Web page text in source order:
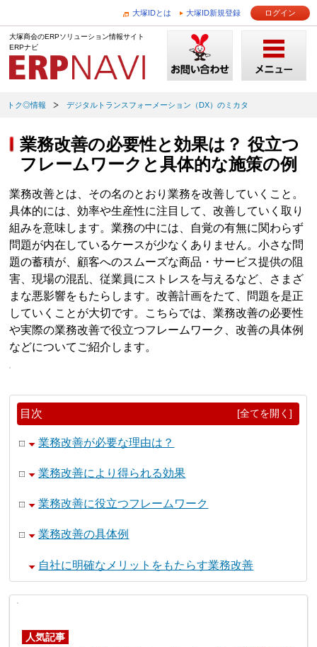
大塚IDとは 大塚ID新規登録 ログイン
大塚商会のERPソリューション情報サイト
ERPナビ
トク◎情報 デジタルトランスフォーメーション（DX）のミカタ
業務改善の必要性と効果は？ 役立つ
フレームワークと具体的な施策の例
業務改善とは、その名のとおり業務を改善していくこと。
具体的には、効率や生産性に注目して、改善していく取り
組みを意味します。業務の中には、自覚の有無に関わらず
問題が内在しているケースが少なくありません。小さな問
題の蓄積が、顧客へのスムーズな商品・サービス提供の阻
害、現場の混乱、従業員にストレスを与えるなど、さまざ
まな悪影響をもたらします。改善計画をたて、問題を是正
していくことが大切です。こちらでは、業務改善の必要性
や実際の業務改善で役立つフレームワーク、改善の具体例
などについてご紹介します。
目次 [全てを開く]
業務改善が必要な理由は？
業務改善により得られる効果
業務改善に役立つフレームワーク
業務改善の具体例
自社に明確なメリットをもたらす業務改善
人気記事